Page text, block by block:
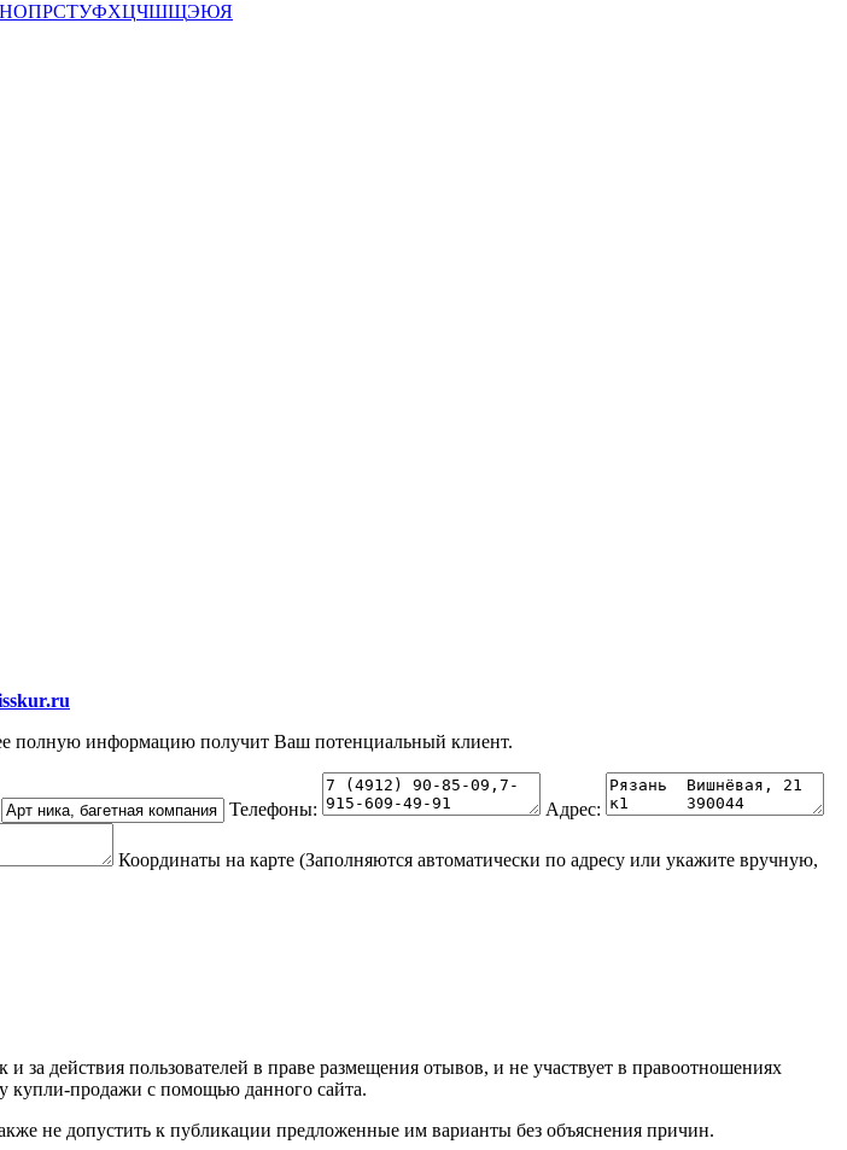
НОПРСТУФХЦЧШЩЭЮЯ
полную информацию получит Ваш потенциальный клиент.
Телефоны: Адрес:
Координаты на карте (Заполняются автоматически по адресу или укажите вручную,
за действия пользователей в праве размещения отывов, и не участвует в правоотношениях
продажи с помощью данного сайта.
не допустить к публикации предложенные им варианты без объяснения причин.